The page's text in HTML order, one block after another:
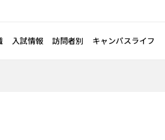
入試情報 訪問者別 キャンパスライフ